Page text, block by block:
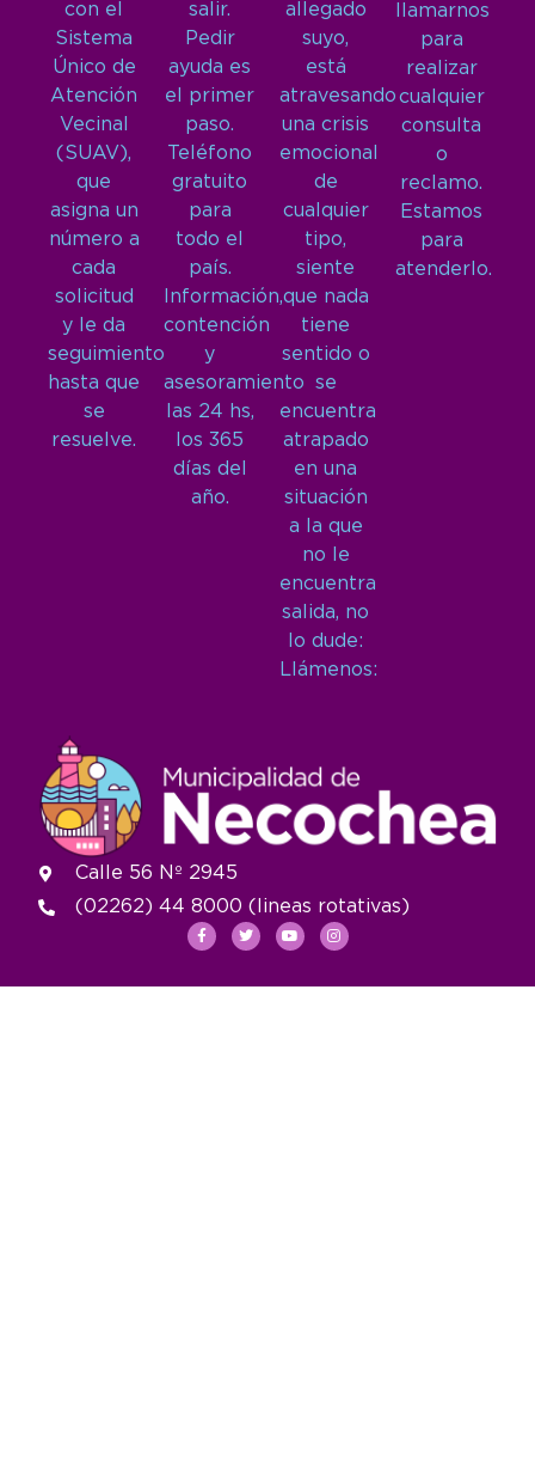
con el
Sistema
Único de
Atención
Vecinal
(SUAV),
que
asigna un
número a
cada
solicitud
y le da
seguimiento
hasta que
se
resuelve.
salir.
Pedir
ayuda es
el primer
paso.
Teléfono
gratuito
para
todo el
país.
Información,
contención
y
asesoramiento
las 24 hs,
los 365
días del
año.
allegado
suyo,
está
atravesando
una crisis
emocional
de
cualquier
tipo,
siente
que nada
tiene
sentido o
se
encuentra
atrapado
en una
situación
a la que
no le
encuentra
salida, no
lo dude:
Llámenos:
llamarnos
para
realizar
cualquier
consulta
o
reclamo.
Estamos
para
atenderlo.
Calle 56 Nº 2945
(02262) 44 8000 (lineas rotativas)